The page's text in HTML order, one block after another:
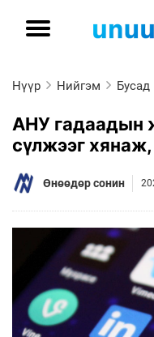
Нүүр Нийгэм Бусад
АНУ гадаадын
сүлжээг
Өнөөдөр сонин